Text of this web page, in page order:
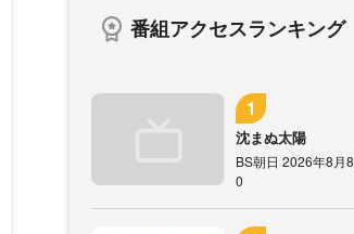
番組アクセスランキング
沈まぬ太陽
BS朝日 2026年8月
0